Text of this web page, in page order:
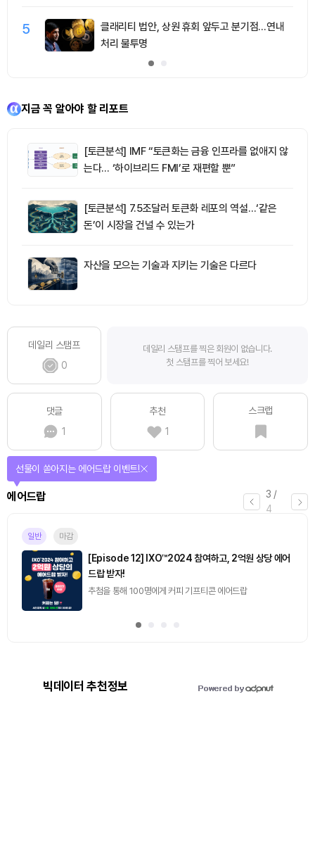
5
클래리티 법안, 상원 휴회 앞두고 분기점…연내
처리 불투명
지금 꼭 알아야 할 리포트
[토큰분석] IMF “토큰화는 금융 인프라를 없애지 않
는다… ‘하이브리드 FMI’로 재편할 뿐”
[토큰분석] 7.5조달러 토큰화 레포의 역설…‘같은
돈’이 시장을 건널 수 있는가
자산을 모으는 기술과 지키는 기술은 다르다
데일리 스탬프
0
데일리 스탬프를 찍은 회원이 없습니다.
첫 스탬프를 찍어 보세요!
댓글
1
추천
1
스크랩
4 /
4
퀴즈
퀴즈풀고 선물 받자!
진행중
[토큰포스트] 기사 퀴즈 658회차
2026.08.07 (금) ~ 2026.08.08 (토)
빅데이터 추천정보